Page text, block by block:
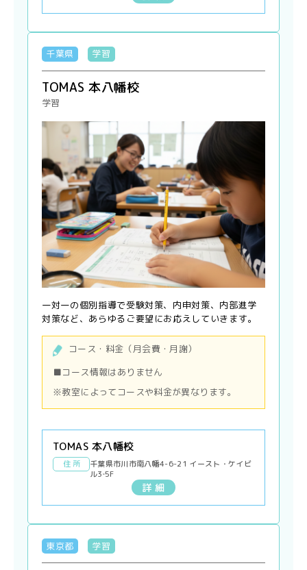
千葉県 学習
TOMAS 本八幡校
学習
一対一の個別指導で受験対策、内申対策、内部進学
対策など、あらゆるご要望にお応えしていきます。
コース・料金（月会費・月謝）
■コース情報はありません
※教室によってコースや料金が異なります。
TOMAS 本八幡校
住 所
千葉県市川市南八幡4-6-21 イースト・ケイビ
ル3‐5F
詳 細
東京都 学習